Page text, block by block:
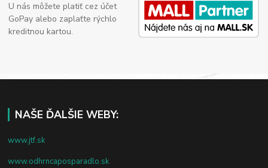
U nás môžete platiť cez účet
GoPay alebo zaplaťte rýchlo
kreditnou kartou.
NAŠE ĎALŠIE WEBY:
www.jtf.sk
www.odhrncaposparadlo.sk